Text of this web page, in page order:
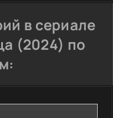
в сериале
(2024) по